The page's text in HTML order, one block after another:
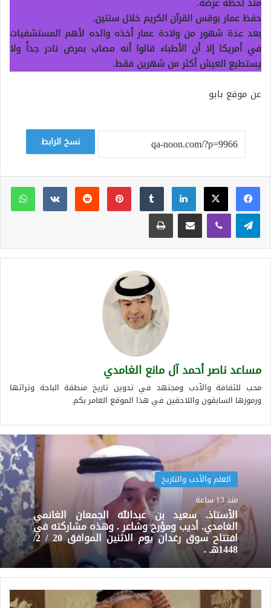
حفظ عمار بوقس القرآن الكريم خلال سنتين.
بعد عدة شهور من ولادة عمار أخذه والده لأهم المستشفيات
في أمريكا إلا أن الأطباء قالوا أنه مصاب بمرض نادر جداً ولا
يستطيع العيش أكثر من شهرين فقط.
عن موقع بايو
نسخ الرابط
لينكدإن ‏Tumblr بينتيريست
‏Reddit
‏VKontakte
تيلقرام ڤايبر مشاركة عبر البريد طباعة
مساعد ناصر أحمد آل مانع الغامدي
محب للثقافة والأدب ومجتهد في تدوين تاريخ منطقة الباحة وتراثها
ورموزها السابقون واللاحقين في هذا الموقع العامر بكم.
العلم والأدب والتاريخ
منذ 13 ساعة
الأستاذ. سعيد بن عبدالله الجمعان الغانمي
الغامدي. أديب ومؤرخ وشاعر . وهذه مشاركته في
افتتاح سوق رغدان يوم الاثنين الموافق 20 / 2/
1448هـ .
م.أحمد